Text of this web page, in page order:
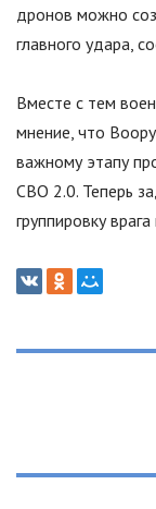
дронов можно
главного удара,
Вместе с тем
мнение, что
важному этапу
СВО 2.0. Теперь
группировку